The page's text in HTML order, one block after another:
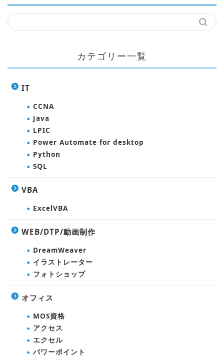
カテゴリー一覧
IT
CCNA
Java
LPIC
Power Automate for desktop
Python
SQL
VBA
ExcelVBA
WEB/DTP/動画制作
DreamWeaver
イラストレーター
フォトショップ
オフィス
MOS資格
アクセス
エクセル
パワーポイント